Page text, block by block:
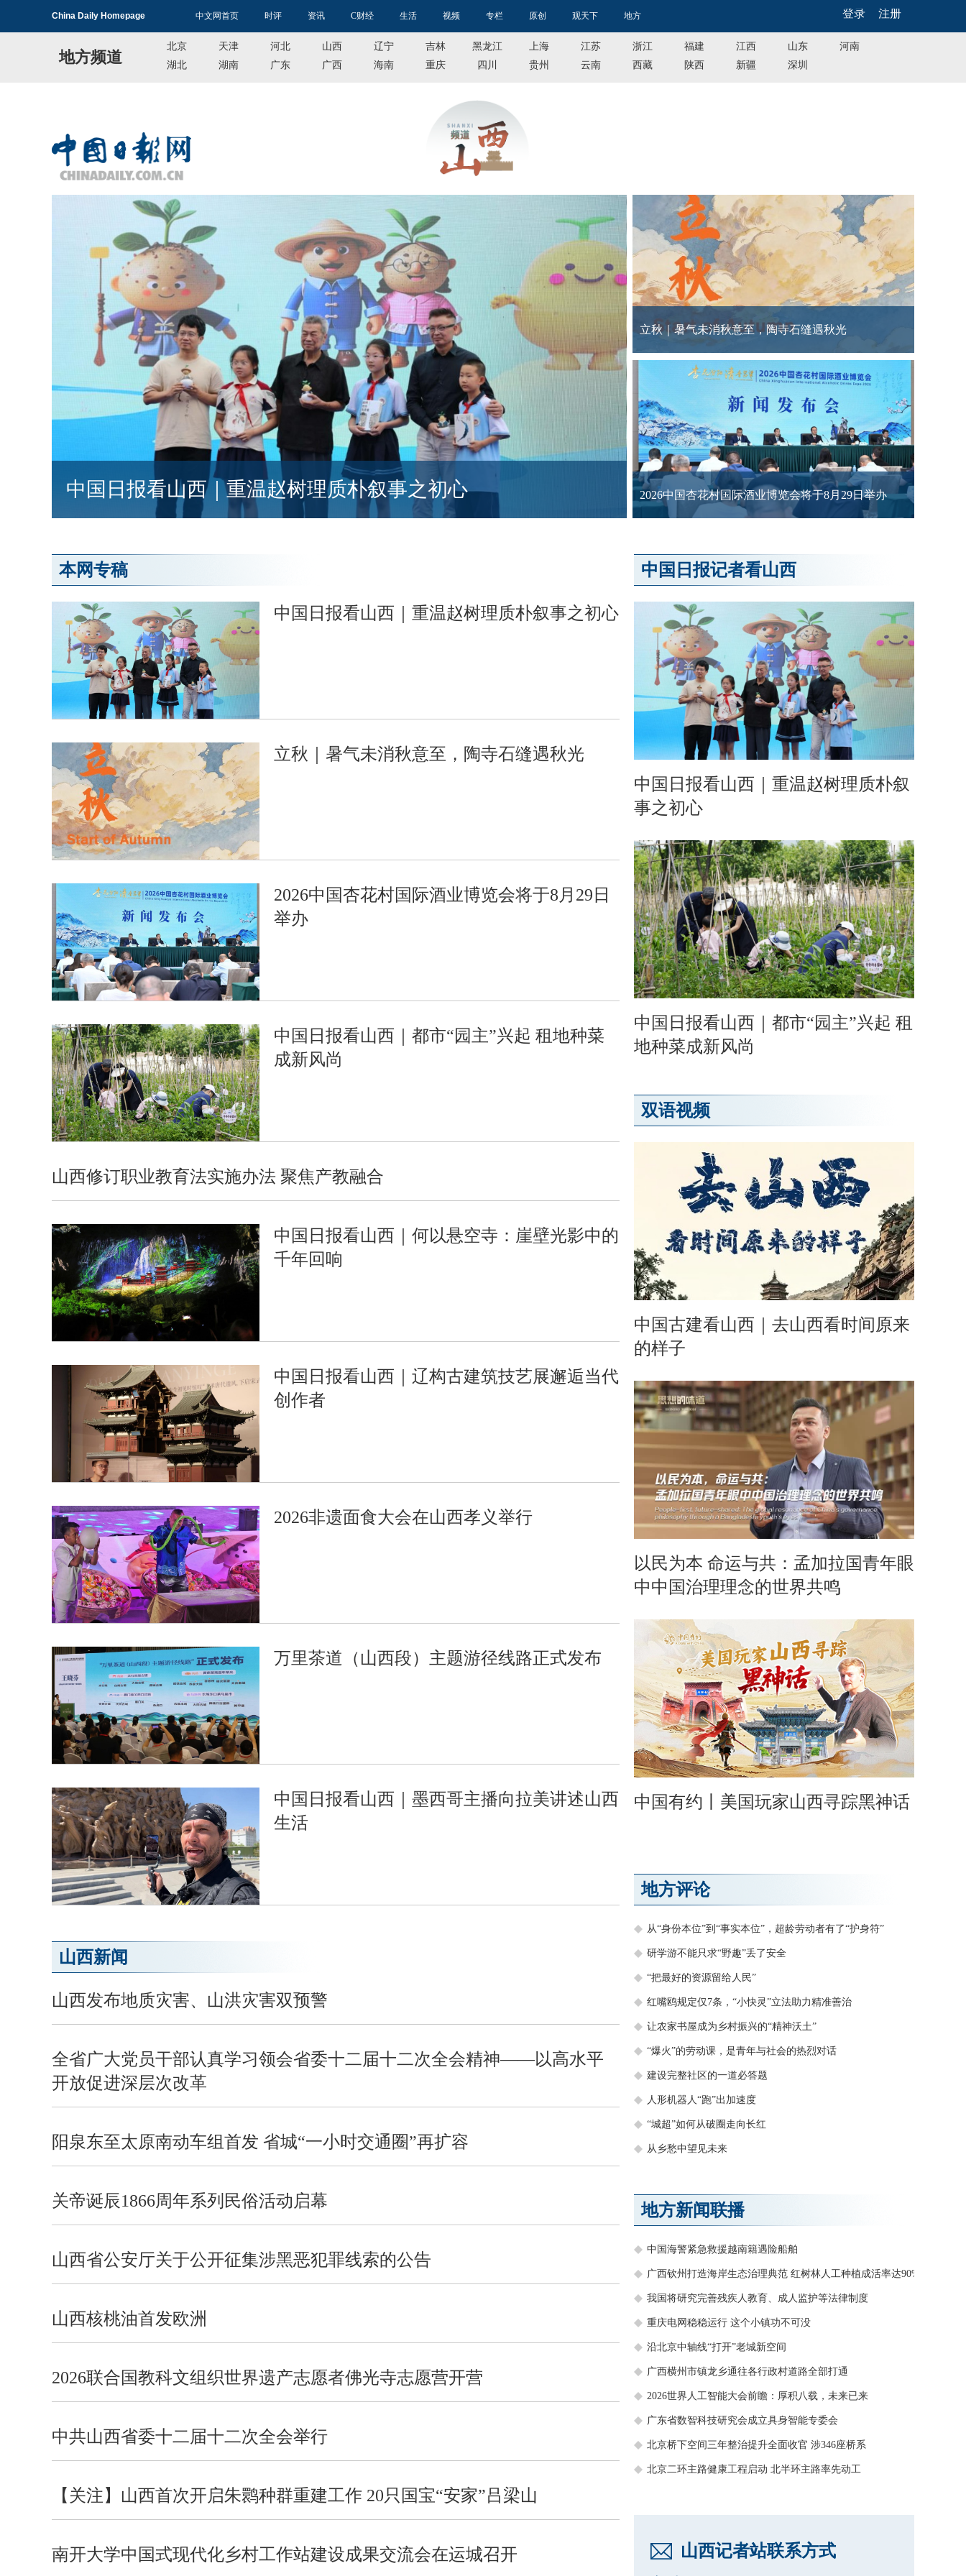
China Daily Homepage 中文网首页 时评 资讯 C财经 生活 视频 专栏 原创 观天下 地方 登录 注册
地方频道
北京 天津 河北 山西 辽宁 吉林 黑龙江 上海 江苏 浙江 福建 江西 山东
河南
湖北
湖南 广东 广西 海南 重庆 四川 贵州 云南 西藏 陕西 新疆 深圳
中国日报看山西｜重温赵树理质朴叙事之初心
立秋｜暑气未消秋意至，陶寺石缝遇秋光
2026中国杏花村国际酒业博览会将于8月29日举办
本网专稿
中国日报看山西｜重温赵树理质朴叙事之初心
立秋｜暑气未消秋意至，陶寺石缝遇秋光
2026中国杏花村国际酒业博览会将于8月29日
举办
中国日报看山西｜都市“园主”兴起 租地种菜
成新风尚
山西修订职业教育法实施办法 聚焦产教融合
中国日报看山西｜何以悬空寺：崖壁光影中的
千年回响
中国日报看山西｜辽构古建筑技艺展邂逅当代
创作者
2026非遗面食大会在山西孝义举行
万里茶道（山西段）主题游径线路正式发布
中国日报看山西｜墨西哥主播向拉美讲述山西
生活
山西新闻
山西发布地质灾害、山洪灾害双预警
全省广大党员干部认真学习领会省委十二届十二次全会精神——以高水平
开放促进深层次改革
阳泉东至太原南动车组首发 省城“一小时交通圈”再扩容
关帝诞辰1866周年系列民俗活动启幕
山西省公安厅关于公开征集涉黑恶犯罪线索的公告
山西核桃油首发欧洲
2026联合国教科文组织世界遗产志愿者佛光寺志愿营开营
中共山西省委十二届十二次全会举行
【关注】山西首次开启朱鹮种群重建工作 20只国宝“安家”吕梁山
南开大学中国式现代化乡村工作站建设成果交流会在运城召开
中国日报记者看山西
中国日报看山西｜重温赵树理质朴叙
事之初心
中国日报看山西｜都市“园主”兴起 租
地种菜成新风尚
双语视频
中国古建看山西｜去山西看时间原来
的样子
以民为本 命运与共：孟加拉国青年眼
中中国治理理念的世界共鸣
中国有约丨美国玩家山西寻踪黑神话
地方评论
从“身份本位”到“事实本位”，超龄劳动者有了“护身符”
研学游不能只求“野趣”丢了安全
“把最好的资源留给人民”
红嘴鸥规定仅7条，“小快灵”立法助力精准善治
让农家书屋成为乡村振兴的“精神沃土”
“爆火”的劳动课，是青年与社会的热烈对话
建设完整社区的一道必答题
人形机器人“跑”出加速度
“城超”如何从破圈走向长红
从乡愁中望见未来
地方新闻联播
中国海警紧急救援越南籍遇险船舶
广西钦州打造海岸生态治理典范 红树林人工种植成活率达90%
我国将研究完善残疾人教育、成人监护等法律制度
重庆电网稳稳运行 这个小镇功不可没
沿北京中轴线“打开”老城新空间
广西横州市镇龙乡通往各行政村道路全部打通
2026世界人工智能大会前瞻：厚积八载，未来已来
广东省数智科技研究会成立具身智能专委会
北京桥下空间三年整治提升全面收官 涉346座桥系
北京二环主路健康工程启动 北半环主路率先动工
山西记者站联系方式